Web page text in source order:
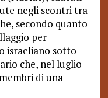
negli scontri tra
secondo quanto
per
israeliano sotto
che, nel luglio
di una